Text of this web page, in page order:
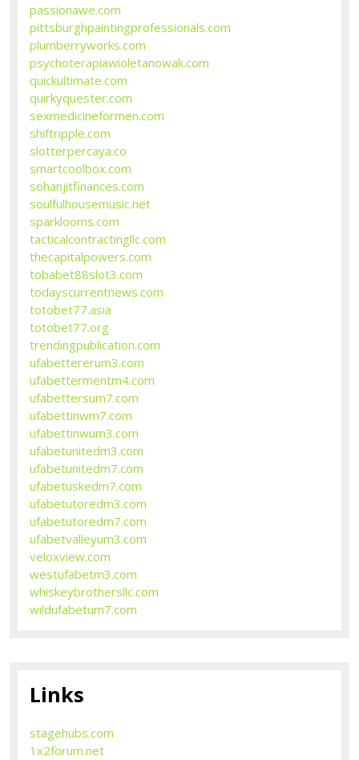
passionawe.com
pittsburghpaintingprofessionals.com
plumberryworks.com
psychoterapiawioletanowak.com
quickultimate.com
quirkyquester.com
sexmedicineformen.com
shiftripple.com
slotterpercaya.co
smartcoolbox.com
sohanjitfinances.com
soulfulhousemusic.net
sparklooms.com
tacticalcontractingllc.com
thecapitalpowers.com
tobabet88slot3.com
todayscurrentnews.com
totobet77.asia
totobet77.org
trendingpublication.com
ufabettererum3.com
ufabettermentm4.com
ufabettersum7.com
ufabettinwm7.com
ufabettinwum3.com
ufabetunitedm3.com
ufabetunitedm7.com
ufabetuskedm7.com
ufabetutoredm3.com
ufabetutoredm7.com
ufabetvalleyum3.com
veloxview.com
westufabetm3.com
whiskeybrothersllc.com
wildufabetum7.com
Links
stagehubs.com
1x2forum.net